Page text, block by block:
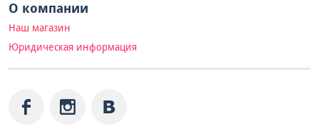
О компании
Наш магазин
Юридическая информация